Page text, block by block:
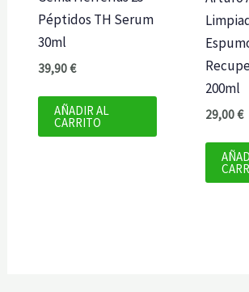
Péptidos TH Serum
30ml
39,90€
AÑADIR AL
CARRITO
200ml
29,00€